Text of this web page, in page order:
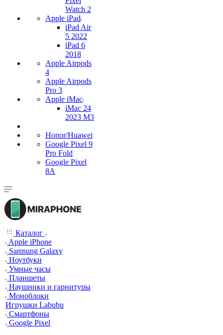
Watch 2
Apple iPad
iPad Air
5 2022
iPad 6
2018
Apple Airpods
4
Apple Airpods
Pro 3
Apple iMac
iMac 24
2023 M3
Honor/Huawei
Google Pixel 9
Pro Fold
Google Pixel
8A
Каталог
Apple iPhone
Samsung Galaxy
Ноутбуки
Умные часы
Планшеты
Наушники и гарнитуры
Моноблоки
Игрушки Labubu
Смартфоны
Google Pixel